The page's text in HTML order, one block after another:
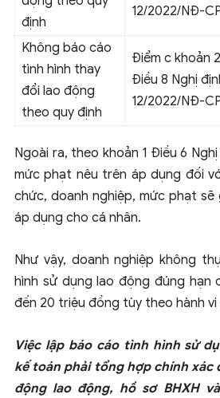
định
12/2022/NĐ-
Không báo cáo
tình hình thay
đổi lao động
theo quy định
Điểm c khoản 2
Điều 8 Nghị
12/2022/NĐ-
Ngoài ra, theo khoản 1 Điều 6
mức phạt nêu trên áp dụng đối
chức, doanh nghiệp, mức phạt
áp dụng cho cá nhân.
Như vậy, doanh nghiệp không
hình sử dụng lao động đúng hạn
đến 20 triệu đồng tùy theo hành
Việc lập báo cáo tình hình sử
kế toán phải tổng hợp chính xác
động lao động, hồ sơ BHXH